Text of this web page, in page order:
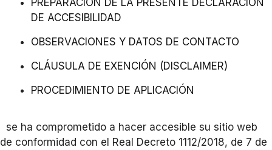
PREPARACIÓN DE LA PRESENTE DECLARACIÓN
DE ACCESIBILIDAD
OBSERVACIONES Y DATOS DE CONTACTO
CLÁUSULA DE EXENCIÓN (DISCLAIMER)
PROCEDIMIENTO DE APLICACIÓN
se ha comprometido a hacer accesible su sitio web
de conformidad con el Real Decreto 1112/2018, de 7 de